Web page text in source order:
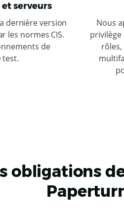
serveurs
dernière version
les normes CIS.
de
test.
Nous
privilège
obligations